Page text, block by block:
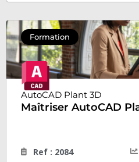
Formation
AutoCAD Plant 3D
Maîtriser AutoCAD
Ref : 2084